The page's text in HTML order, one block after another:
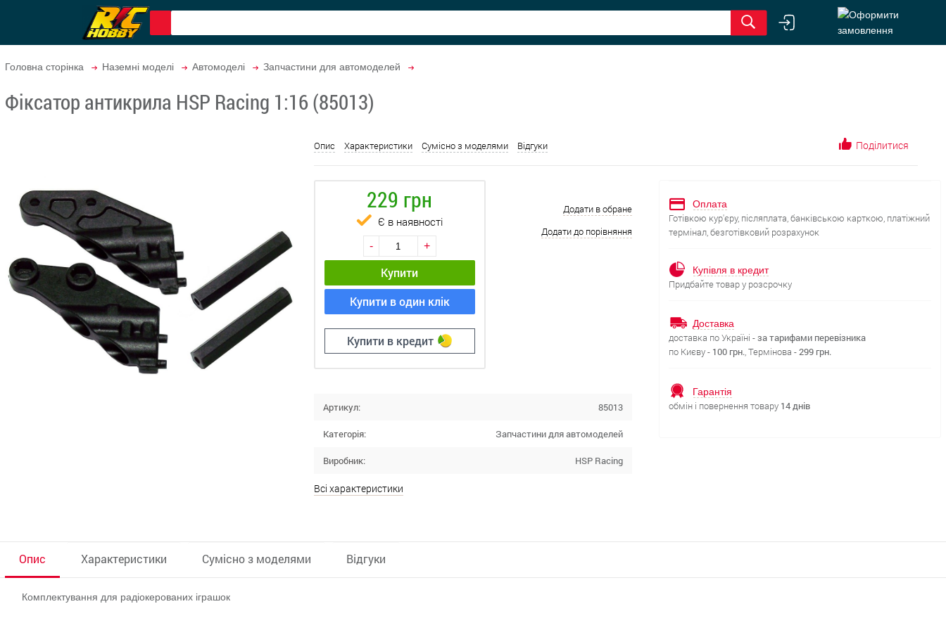
Головна сторінка Наземні моделі Автомоделі Запчастини для автомоделей
Фіксатор антикрила HSP Racing 1:16 (85013)
Опис Характеристики Сумісно з моделями Відгуки Поділитися
229 грн
Є в наявності
- +
Купити
Купити в один клік
Купити в кредит
Додати в обране
Додати до порівняння
Артикул: 85013
Категорія: Запчастини для автомоделей
Виробник: HSP Racing
Всі характеристики
Оплата
Готівкою кур'єру, післяплата, банківською карткою, платіжний
термінал, безготівковий розрахунок
Купівля в кредит
Придбайте товар у розсрочку
Доставка
доставка по Україні -за тарифами перевізника
по Києву - 100 грн., Термінова -299 грн.
Гарантія
обмін і повернення товару 14 днів
Опис
Комплектування для радіокерованих іграшок
Характеристики Сумісно з моделями Відгуки